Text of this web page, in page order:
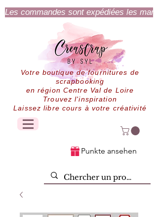
Les commandes sont expédiées les
Votre boutique de fournitures de
scrapbooking
en région Centre Val de Loire
Trouvez l'inspiration
Laissez libre cours à votre créativité
Punkte ansehen